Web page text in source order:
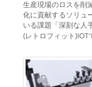
生産現場のロスを削
化に貢献するソリュ
いる課題「深刻な人
(レトロフィット)IOT